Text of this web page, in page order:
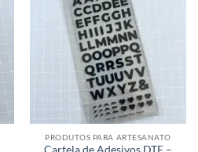
variantes.
As
opções
podem
ser
escolhidas
na
página
do
PRODUTOS PARA ARTESANATO